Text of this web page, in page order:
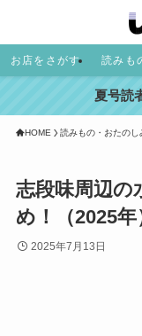
お店をさがす 読みも
夏号読
HOME 読みもの・おたのし
志段味周辺の
め！（2025年
2025年7月13日